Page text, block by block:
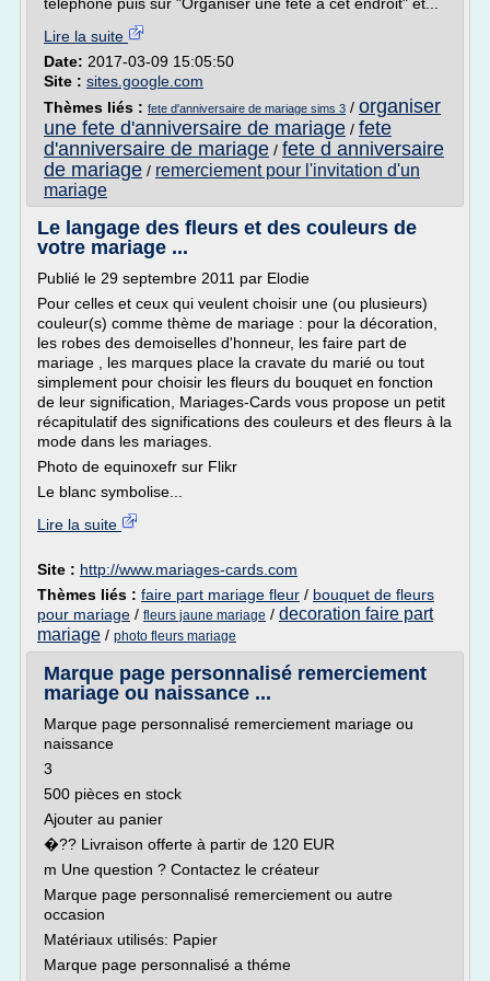
Lire la suite
Date: 2017-03-09 15:05:50
Site : sites.google.com
Thèmes liés : fete d'anniversaire de mariage sims 3 / organiser
une fete d'anniversaire de mariage / fete
d'anniversaire de mariage / fete d anniversaire
de mariage / remerciement pour l'invitation d'un
mariage
Le langage des fleurs et des couleurs de
votre mariage ...
Publié le 29 septembre 2011 par Elodie
Pour celles et ceux qui veulent choisir une (ou plusieurs)
couleur(s) comme thème de mariage : pour la décoration,
les robes des demoiselles d'honneur, les faire part de
mariage , les marques place la cravate du marié ou tout
simplement pour choisir les fleurs du bouquet en fonction
de leur signification, Mariages-Cards vous propose un petit
récapitulatif des significations des couleurs et des fleurs à la
mode dans les mariages.
Photo de equinoxefr sur Flikr
Le blanc symbolise...
Lire la suite
Site : http://www.mariages-cards.com
Thèmes liés : faire part mariage fleur / bouquet de fleurs
pour mariage / fleurs jaune mariage / decoration faire part
mariage / photo fleurs mariage
Marque page personnalisé remerciement
mariage ou naissance ...
Marque page personnalisé remerciement mariage ou
naissance
3
500 pièces en stock
Ajouter au panier
�?? Livraison offerte à partir de 120 EUR
m Une question ? Contactez le créateur
Marque page personnalisé remerciement ou autre
occasion
Matériaux utilisés: Papier
Marque page personnalisé a théme